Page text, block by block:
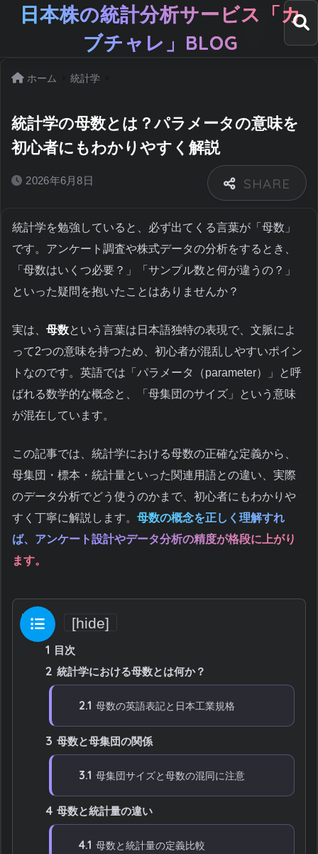
日本株の統計分析サービス「カ
ブチャレ」BLOG
ホーム 統計学
統計学の母数とは？パラメータの意味を
初心者にもわかりやすく解説
2026年6月8日
統計学を勉強していると、必ず出てくる言葉が「母数」
です。アンケート調査や株式データの分析をするとき、
「母数はいくつ必要？」「サンプル数と何が違うの？」
といった疑問を抱いたことはありませんか？
実は、 母数という言葉は日本語独特の表現で、文脈によ
って2つの意味を持つため、初心者が混乱しやすいポイン
トなのです。英語では「パラメータ（parameter）」と呼
ばれる数学的な概念と、「母集団のサイズ」という意味
が混在しています。
この記事では、統計学における母数の正確な定義から、
母集団・標本・統計量といった関連用語との違い、実際
のデータ分析でどう使うのかまで、初心者にもわかりや
すく丁寧に解説します。 母数の概念を正しく理解すれ
ば、アンケート設計やデータ分析の精度が格段に上がり
ます。
目次 [hide]
1 目次
2 統計学における母数とは何か？
2.1 母数の英語表記と日本工業規格
3 母数と母集団の関係
3.1 母集団サイズと母数の混同に注意
4 母数と統計量の違い
4.1 母数と統計量の定義比較